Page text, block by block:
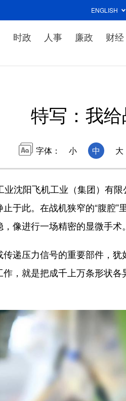
ENGLISH
时政 人事 廉政 财经
特写：我
字体： 小 中 大
沈阳飞机工业（集团）有限
于此。在战机狭窄的“腹腔”
像进行一场精密的显微手术。
压力信号的重要部件，犹
，就是把成千上万条形状